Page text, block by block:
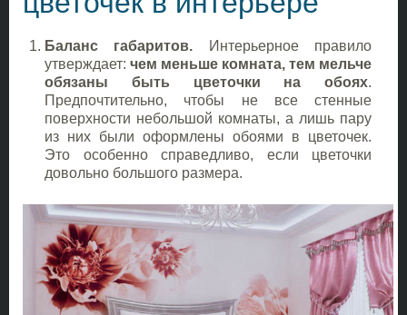
Баланс габаритов. Интерьерное правило
утверждает: чем меньше комната, тем мельче
обязаны быть цветочки на обоях.
Предпочтительно, чтобы не все стенные
поверхности небольшой комнаты, а лишь пару
из них были оформлены обоями в цветочек.
Это особенно справедливо, если цветочки
довольно большого размера.